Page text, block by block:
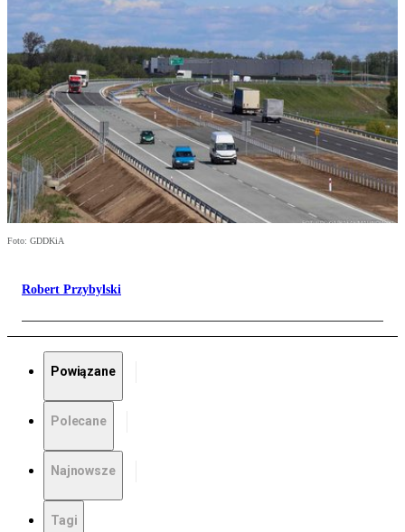
Foto: GDDKiA
Robert Przybylski
Powiązane
Polecane
Najnowsze
Tagi